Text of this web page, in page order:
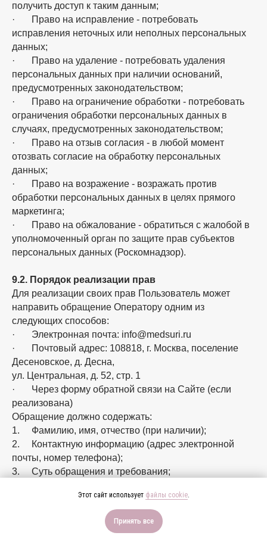
получить доступ к таким данным;
· Право на исправление - потребовать
исправления неточных или неполных персональных
данных;
· Право на удаление - потребовать удаления
персональных данных при наличии оснований,
предусмотренных законодательством;
· Право на ограничение обработки - потребовать
ограничения обработки персональных данных в
случаях, предусмотренных законодательством;
· Право на отзыв согласия - в любой момент
отозвать согласие на обработку персональных
данных;
· Право на возражение - возражать против
обработки персональных данных в целях прямого
маркетинга;
· Право на обжалование - обратиться с жалобой в
уполномоченный орган по защите прав субъектов
персональных данных (Роскомнадзор).
9.2. Порядок реализации прав
Для реализации своих прав Пользователь может
направить обращение Оператору одним из
следующих способов:
· Электронная почта: info@medsuri.ru
· Почтовый адрес: 108818, г. Москва, поселение
Десеновское, д. Десна,
ул. Центральная, д. 52, стр. 1
· Через форму обратной связи на Сайте (если
реализована)
Обращение должно содержать:
1. Фамилию, имя, отчество (при наличии);
2. Контактную информацию (адрес электронной
почты, номер телефона);
3. Суть обращения и требования;
способ подтверждения личности.
Оператор обязуется рассмотреть обращение и
направить ответ в следующие сроки:
*ИМЕЮТСЯ ПРОТИВОПОКАЗАНИЯ, НЕОБХОДИМА
КОНСУЛЬТАЦИЯ СПЕЦИАЛИСТА
Этот сайт использует файлы cookie.
Принять все